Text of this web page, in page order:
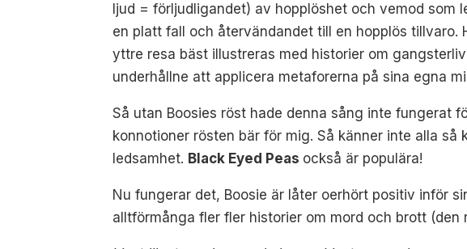
ljud = förljudligandet) av hopplöshet och vemod som
en platt fall och återvändandet till en hopplös
yttre resa bäst illustreras med historier om
underhållne att applicera metaforerna på sina egna
Så utan Boosies röst hade denna sång inte fungerat
konnotioner rösten bär för mig. Så känner inte alla
ledsamhet. Black Eyed Peas också är populära!
Nu fungerar det, Boosie är låter oerhört positiv inför
alltförmånga fler fler historier om mord och brott